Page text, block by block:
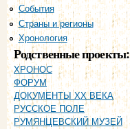
События
Страны и регионы
Хронология
Родственные проекты:
ХРОНОС
ФОРУМ
ДОКУМЕНТЫ XX ВЕКА
РУССКОЕ ПОЛЕ
РУМЯНЦЕВСКИЙ МУЗЕЙ